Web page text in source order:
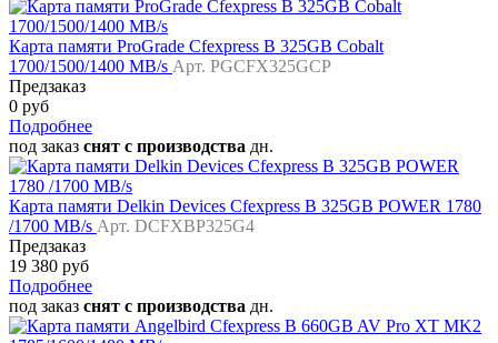
Карта памяти ProGrade Cfexpress B 325GB Cobalt
1700/1500/1400 MB/s Арт. PGCFX325GCP
Предзаказ
0 руб
Подробнее
под заказ снят с производства дн.
Карта памяти Delkin Devices Cfexpress B 325GB POWER 1780
/1700 MB/s Арт. DCFXBP325G4
Предзаказ
19 380 руб
Подробнее
под заказ снят с производства дн.